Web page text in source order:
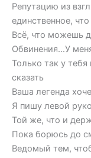
Репутацию из
единственное,
Всё, что можешь
Обвинения…У
Только так у
сказать
Ваша легенда
Я пишу левой
Той же, что и
Пока борюсь до
Ведомый тем,